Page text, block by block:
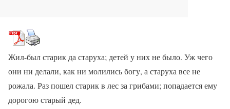
Жил-был старик да старуха; детей у них не было. Уж чего
они ни делали, как ни молились богу, а старуха все не
рожала. Раз пошел старик в лес за грибами; попадается ему
дорогою старый дед.